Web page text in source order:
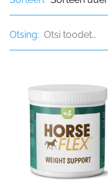
Otsing: